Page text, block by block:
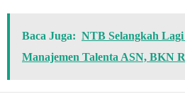
Baca Juga: NTB Selangkah
Manajemen Talenta ASN, BKN